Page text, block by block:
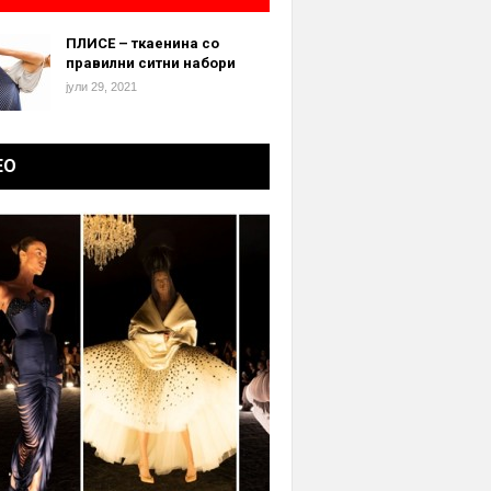
ПЛИСЕ – ткаенина со
правилни ситни набори
јули 29, 2021